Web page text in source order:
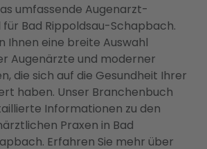
umfassende Augenarzt-
Bad Rippoldsau-Schapbach.
Ihnen eine breite Auswahl
Augenärzte und moderner
die sich auf die Gesundheit Ihrer
haben. Unser Branchenbuch
Informationen zu den
Praxen in Bad
Erfahren Sie mehr über